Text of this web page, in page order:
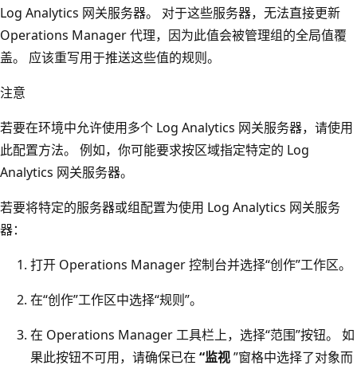
Log Analytics 网关服务器。 对于这些服务器，无法直接更新
Operations Manager 代理，因为此值会被管理组的全局值覆
盖。 应该重写用于推送这些值的规则。
注意
若要在环境中允许使用多个 Log Analytics 网关服务器，请使用
此配置方法。 例如，你可能要求按区域指定特定的 Log
Analytics 网关服务器。
若要将特定的服务器或组配置为使用 Log Analytics 网关服务
器：
打开 Operations Manager 控制台并选择“创作”工作区。
在“创作”工作区中选择“规则”。
在 Operations Manager 工具栏上，选择“范围”按钮。
如
果此按钮不可用，请确保已在 “监视”窗格中选择了对象而